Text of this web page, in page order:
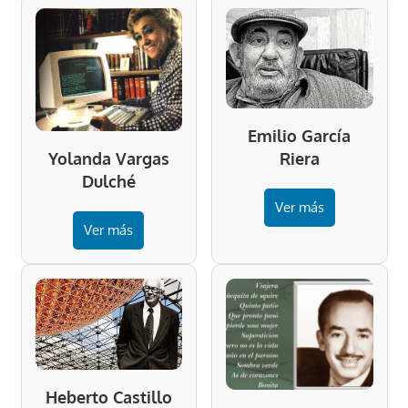
Yolanda Vargas
Dulché
Ver más
Emilio García
Riera
Ver más
Heberto Castillo